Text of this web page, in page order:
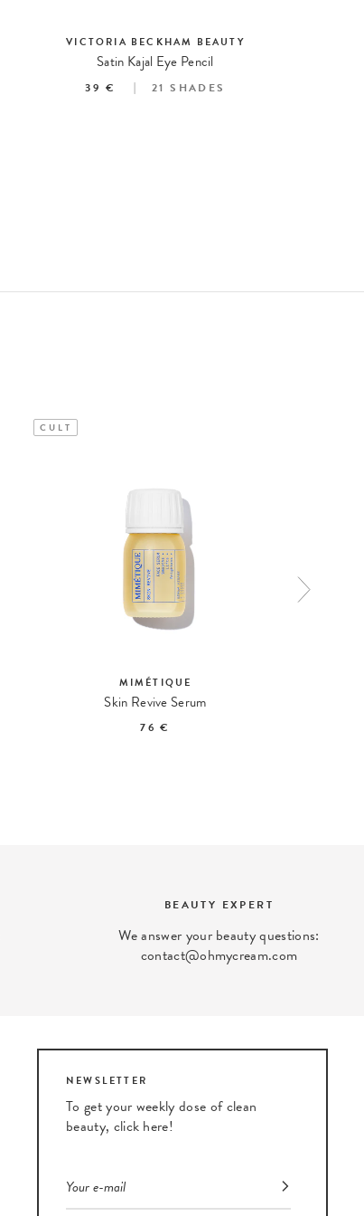
VICTORIA BECKHAM BEAUTY
Satin Kajal Eye Pencil
39 € 21 SHADES
CULT
MIMÉTIQUE
Skin Revive Serum
76 €
BEAUTY EXPERT
We answer your beauty questions:
contact@ohmycream.com
NEWSLETTER
To get your weekly dose of clean
beauty, click here!